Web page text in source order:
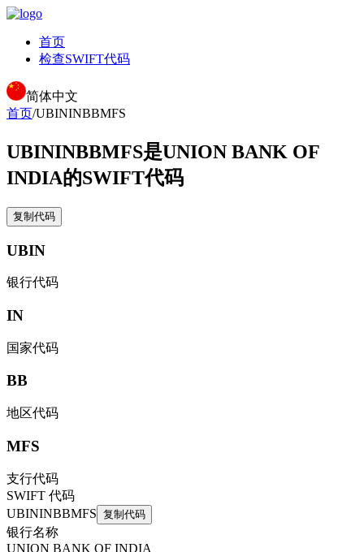
首页
检查SWIFT代码
简体中文
首页/UBININBBMFS
UBININBBMFS是UNION BANK OF
INDIA的SWIFT代码
复制代码
UBIN
银行代码
IN
国家代码
BB
地区代码
MFS
支行代码
SWIFT 代码
UBININBBMFS 复制代码
银行名称
UNION BANK OF INDIA